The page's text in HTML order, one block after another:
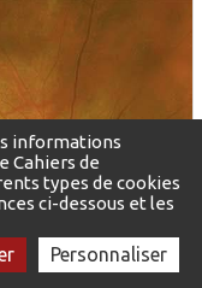
informations
Cahiers de
types de cookies
ci-dessous et les
Personnaliser